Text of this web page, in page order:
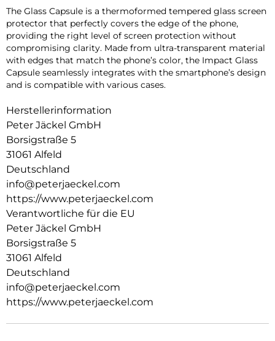
The Glass Capsule is a thermoformed tempered glass screen
protector that perfectly covers the edge of the phone,
providing the right level of screen protection without
compromising clarity. Made from ultra-transparent material
with edges that match the phone’s color, the Impact Glass
Capsule seamlessly integrates with the smartphone’s design
and is compatible with various cases.
Herstellerinformation
Peter Jäckel GmbH
Borsigstraße 5
31061 Alfeld
Deutschland
info@peterjaeckel.com
https://www.peterjaeckel.com
Verantwortliche für die EU
Peter Jäckel GmbH
Borsigstraße 5
31061 Alfeld
Deutschland
info@peterjaeckel.com
https://www.peterjaeckel.com